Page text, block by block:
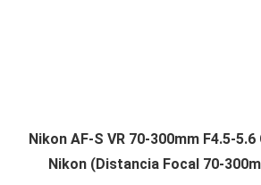
Nikon AF-S VR 70-300mm F4.5-
Nikon (Distancia Focal 70-